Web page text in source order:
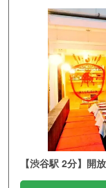
【渋谷駅 2分】開